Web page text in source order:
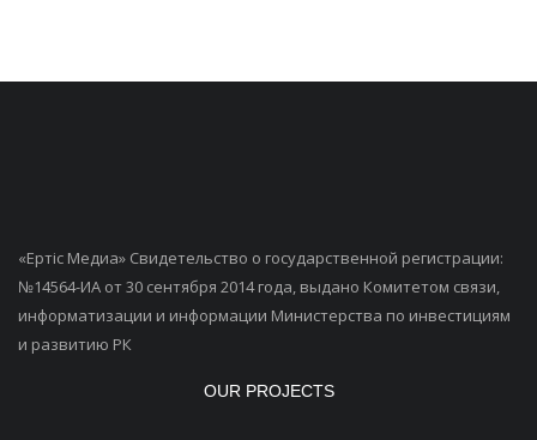
«Ертiс Медиа» Свидетельство о государственной регистрации:
№14564-ИА от 30 сентября 2014 года, выдано Комитетом связи,
информатизации и информации Министерства по инвестициям
и развитию РК
OUR PROJECTS